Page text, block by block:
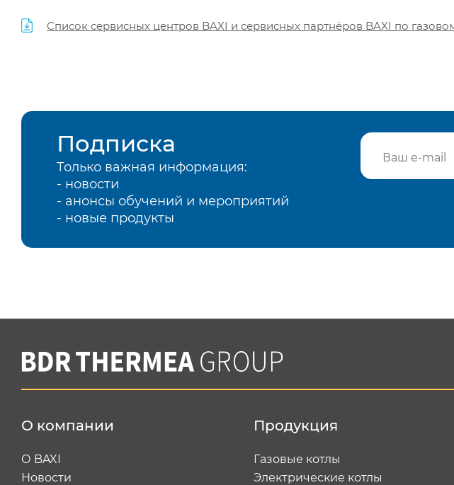
Список сервисных центров BAXI и сервисных партнёров BAXI по
Подписка
Только важная информация:
- новости
- анонсы обучений и мероприятий
- новые продукты
О компании
О BAXI
Новости
Продукция
Газовые котлы
Электрические котлы